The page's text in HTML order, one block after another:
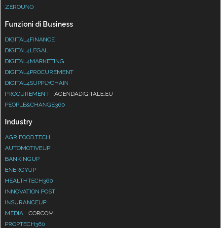
ZEROUNO
Funzioni di Business
DIGITAL4FINANCE
DIGITAL4LEGAL
DIGITAL4MARKETING
DIGITAL4PROCUREMENT
DIGITAL4SUPPLYCHAIN
PROCUREMENT
AGENDADIGITALE.EU
PEOPLE&CHANGE360
Industry
AGRIFOOD.TECH
AUTOMOTIVEUP
BANKINGUP
ENERGYUP
HEALTHTECH360
INNOVATION POST
INSURANCEUP
MEDIA
CORCOM
PROPTECH360